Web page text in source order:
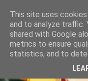
This site uses
and to analyze traffic.
shared with Google
metrics to ensure
statistics, and to